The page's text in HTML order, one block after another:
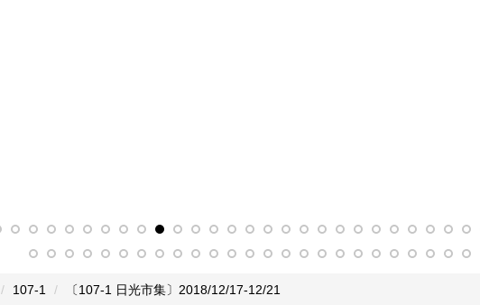
107-1 〔107-1 日光市集〕2018/12/17-12/21